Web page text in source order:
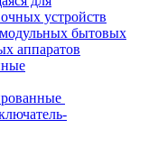
устройств
бытовых
аппаратов